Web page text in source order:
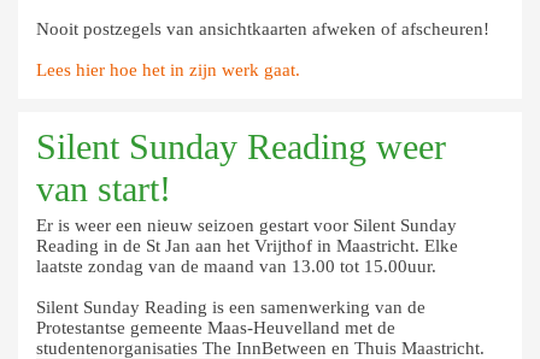
Nooit postzegels van ansichtkaarten afweken of afscheuren!
Lees hier hoe het in zijn werk gaat.
Silent Sunday Reading weer
van start!
Er is weer een nieuw seizoen gestart voor Silent Sunday
Reading in de St Jan aan het Vrijthof in Maastricht. Elke
laatste zondag van de maand van 13.00 tot 15.00uur.
Silent Sunday Reading is een samenwerking van de
Protestantse gemeente Maas-Heuvelland met de
studentenorganisaties The InnBetween en Thuis Maastricht.